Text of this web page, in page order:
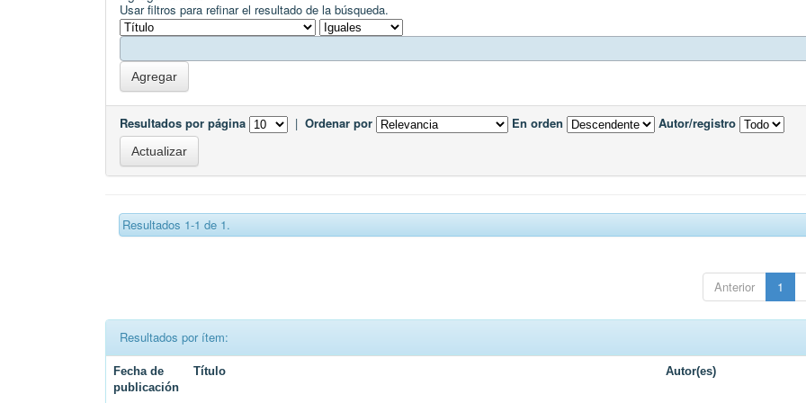
Usar filtros para refinar el resultado de la búsqueda.
Resultados por página | Ordenar por En orden Autor/registro
Resultados 1-1 de 1.
Anterior 1
Resultados por ítem:
Fecha de
publicación
Título Autor(es)